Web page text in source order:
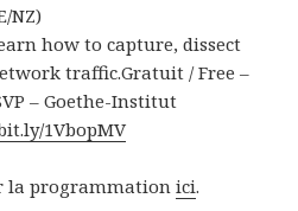
NZ)
how to capture, dissect
traffic.Gratuit / Free –
– Goethe-Institut
1VbopMV
la programmationici.